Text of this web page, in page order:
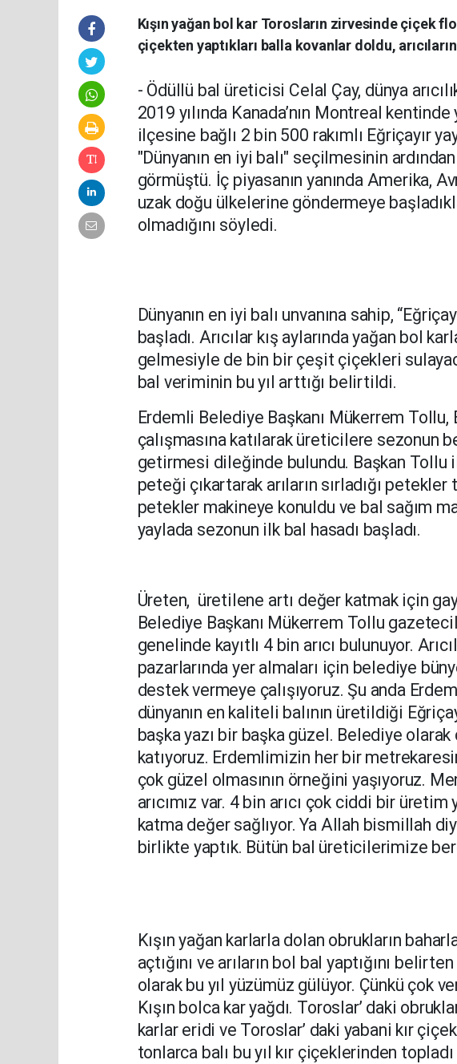
Kışın yağan bol kar Torosların zirvesinde çiçek
çiçekten yaptıkları balla kovanlar doldu,
- Ödüllü bal üreticisi Celal Çay, dünya
2019 yılında Kanada’nın Montreal
ilçesine bağlı 2 bin 500 rakımlı Eğriçayır
"Dünyanın en iyi balı" seçilmesinin
görmüştü. İç piyasanın yanında Amerika,
uzak doğu ülkelerine göndermeye
olmadığını söyledi.
Dünyanın en iyi balı unvanına sahip,
başladı. Arıcılar kış aylarında yağan bol
gelmesiyle de bin bir çeşit çiçekleri
bal veriminin bu yıl arttığı belirtildi.
Erdemli Belediye Başkanı Mükerrem Tollu,
çalışmasına katılarak üreticilere sezonun
getirmesi dileğinde bulundu. Başkan Tollu
peteği çıkartarak arıların sırladığı
petekler makineye konuldu ve bal sağım
yaylada sezonun ilk bal hasadı başladı.
Üreten, üretilene artı değer katmak için
Belediye Başkanı Mükerrem Tollu
genelinde kayıtlı 4 bin arıcı bulunuyor.
pazarlarında yer almaları için belediye
destek vermeye çalışıyoruz. Şu anda
dünyanın en kaliteli balının üretildiği
başka yazı bir başka güzel. Belediye
katıyoruz. Erdemlimizin her bir
çok güzel olmasının örneğini yaşıyoruz.
arıcımız var. 4 bin arıcı çok ciddi bir
katma değer sağlıyor. Ya Allah bismillah
birlikte yaptık. Bütün bal üreticilerimize
Kışın yağan karlarla dolan obrukların
açtığını ve arıların bol bal yaptığını
olarak bu yıl yüzümüz gülüyor. Çünkü çok
Kışın bolca kar yağdı. Toroslar’ daki
karlar eridi ve Toroslar’ daki yabani kır
tonlarca balı bu yıl kır çiçeklerinden topladı